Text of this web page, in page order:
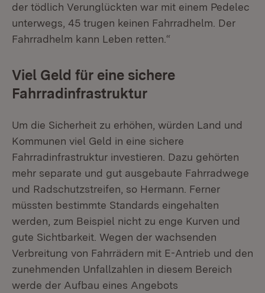
der tödlich Verunglückten war mit einem Pedelec
unterwegs, 45 trugen keinen Fahrradhelm. Der
Fahrradhelm kann Leben retten.“
Viel Geld für eine sichere
Fahrradinfrastruktur
Um die Sicherheit zu erhöhen, würden Land und
Kommunen viel Geld in eine sichere
Fahrradinfrastruktur investieren. Dazu gehörten
mehr separate und gut ausgebaute Fahrradwege
und Radschutzstreifen, so Hermann. Ferner
müssten bestimmte Standards eingehalten
werden, zum Beispiel nicht zu enge Kurven und
gute Sichtbarkeit. Wegen der wachsenden
Verbreitung von Fahrrädern mit E-Antrieb und den
zunehmenden Unfallzahlen in diesem Bereich
werde der Aufbau eines Angebots